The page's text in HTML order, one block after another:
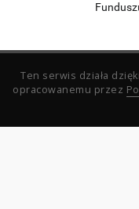
Ten serwis działa
opracowanemu przez